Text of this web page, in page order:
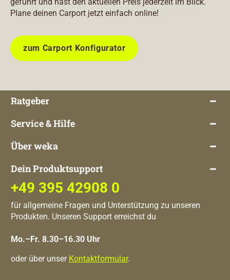
geführt und hast den aktuellen Preis jederzeit im Blick.
Plane deinen Carport jetzt einfach online!
zum Carport Konfigurator
Ratgeber
Service & Hilfe
Über weka
Dein Produktsupport
+49 395 42908 0
für allgemeine Fragen und Unterstützung zu unseren
Produkten. Unseren Support erreichst du
Mo.–Fr. 8.30–16.30 Uhr
oder über unser Kontaktformular.